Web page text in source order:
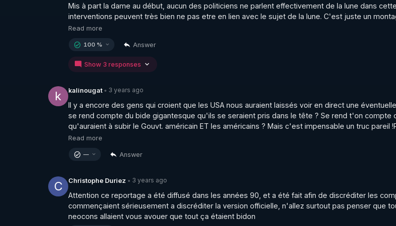
Mis à part la dame au début, aucun des politiciens ne parlent effectivement de la lune dans
interventions peuvent très bien ne pas etre en lien avec le sujet de la lune. C'est juste un
Read more
100 % Answer
Show 3 responses
k kalinougat • 3 years ago
Il y a encore des gens qui croient que les USA nous auraient laissés voir en direct une
se rend compte du bide gigantesque qu'ils se seraient pris dans le tête ? Se rend t'on compte
qu'auraient à subir le Gouvt. américain ET les américains ? Mais c'est impensable un truc pareil
Read more
— Answer
C Christophe Duriez • 3 years ago
Attention ce reportage a été diffusé dans les années 90, et a été fait afin de discréditer les
commençaient sérieusement a discréditer la version officielle, n'allez surtout pas penser que
neocons allaient vous avouer que tout ça étaient bidon